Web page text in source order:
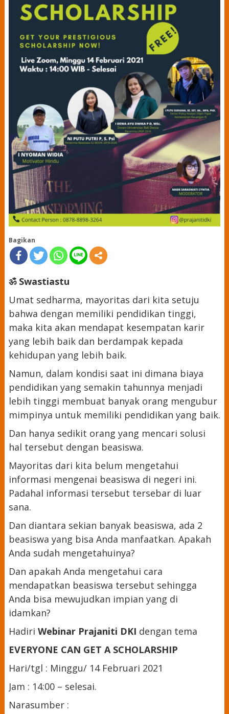
Bagikan
ॐ Swastiastu
Umat sedharma, mayoritas dari kita setuju
bahwa dengan memiliki pendidikan tinggi,
maka kita akan mendapat kesempatan karir
yang lebih baik dan berdampak kepada
kehidupan yang lebih baik.
Namun, dalam kondisi saat ini dimana biaya
pendidikan yang semakin tahunnya menjadi
lebih tinggi membuat banyak orang mengubur
mimpinya untuk memiliki pendidikan yang baik.
Dan hanya sedikit orang yang mencari solusi
hal tersebut dengan beasiswa.
Mayoritas dari kita belum mengetahui
informasi mengenai beasiswa di negeri ini.
Padahal informasi tersebut tersebar di luar
sana.
Dan diantara sekian banyak beasiswa, ada 2
beasiswa yang bisa Anda manfaatkan. Apakah
Anda sudah mengetahuinya?
Dan apakah Anda mengetahui cara
mendapatkan beasiswa tersebut sehingga
Anda bisa mewujudkan impian yang di
idamkan?
Hadiri Webinar Prajaniti DKI dengan tema
EVERYONE CAN GET A SCHOLARSHIP
Hari/tgl : Minggu/ 14 Februari 2021
Jam : 14:00 – selesai.
Narasumber :